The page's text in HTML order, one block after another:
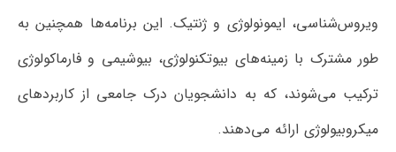
ویروس‌شناسی، ایمونولوژی و ژنتیک. این برنامه‌ها همچنین به
طور مشترک با زمینه‌های بیوتکنولوژی، بیوشیمی و فارماکولوژی
ترکیب می‌شوند، که به دانشجویان درک جامعی از کاربردهای
میکروبیولوژی ارائه می‌دهند.